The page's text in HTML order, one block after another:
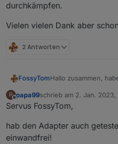
durchkämpfen.
Vielen vielen Dank aber
2 Antworten
FossyTomHallo zusammen,
die Register
Modul und benötigt
Adapter liegt unter
https://github.com/
P papa99schrieb am 2. Jan. 2023,
zuletzt editiert von
Servus FossyTom,
hab den Adapter auch
einwandfrei!